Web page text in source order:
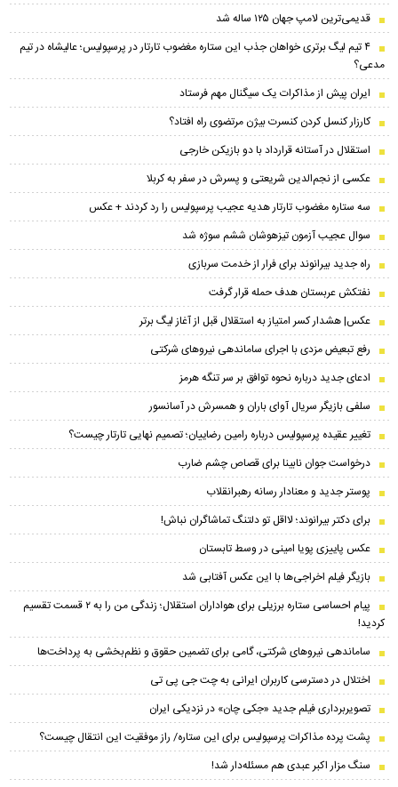
قدیمی‌ترین لامپ جهان ۱۲۵ ساله شد
۴ تیم لیگ برتری خواهان جذب این ستاره مغضوب تارتار در پرسپولیس؛‌ عالیشاه در تیم
مدعی؟
ایران پیش از مذاکرات یک سیگنال مهم فرستاد
کارزار کنسل کردن کنسرت بیژن مرتضوی راه افتاد؟
استقلال در آستانه قرارداد با دو بازیکن خارجی
عکسی از نجم‌الدین شریعتی و پسرش در سفر به کربلا
سه ستاره مغضوب تارتار هدیه عجیب پرسپولیس را رد کردند + عکس
سوال عجیب آزمون تیزهوشان ششم سوژه شد
راه جدید بیرانوند برای فرار از خدمت سربازی
نفتکش عربستان هدف حمله قرار گرفت
عکس| هشدار کسر امتیاز به استقلال قبل از آغاز لیگ برتر
رفع تبعیض مزدی با اجرای ساماندهی نیروهای شرکتی
ادعای جدید درباره نحوه توافق بر سر تنگه هرمز
سلفی بازیگر سریال آوای باران و همسرش در آسانسور
تغییر عقیده پرسپولیس درباره رامین رضاییان؛ تصمیم نهایی تارتار چیست؟
درخواست جوان نابینا برای قصاص چشم ضارب
پوستر جدید و معنادار رسانه رهبرانقلاب
برای دکتر بیرانوند؛ لااقل تو دلتنگ تماشاگران نباش!
عکس پاییزی پویا امینی در وسط تابستان
بازیگر فیلم اخراجی‌ها با این عکس آفتابی شد
پیام احساسی ستاره برزیلی برای هواداران استقلال؛ زندگی من را به ۲ قسمت تقسیم
کردید!
ساماندهی نیروهای شرکتی، گامی برای تضمین حقوق و نظم‌بخشی به پرداخت‌ها
اختلال در دسترسی کاربران ایرانی به چت جی پی تی
تصویربرداری فیلم جدید «جکی چان» در نزدیکی ایران
پشت پرده مذاکرات پرسپولیس برای این ستاره/ راز موفقیت این انتقال چیست؟
سنگ مزار اکبر عبدی هم مسئله‌دار شد!